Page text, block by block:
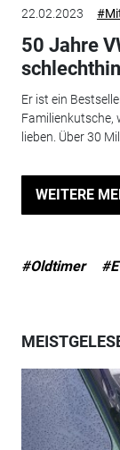
22.02.2023
50 Jahre
Er ist ein
Familienkutsche,
lieben. Über 30
WEITERE
#Oldtimer